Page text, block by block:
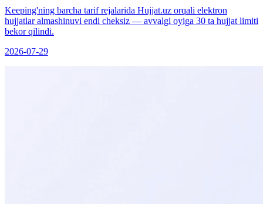
Keeping'ning barcha tarif rejalarida Hujjat.uz orqali elektron
hujjatlar almashinuvi endi cheksiz — avvalgi oyiga 30 ta hujjat limiti
bekor qilindi.
2026-07-29